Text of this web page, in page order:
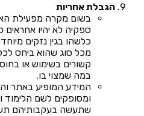
הגבלת אחריות
בשום מקרה מפעילת
ספקיה לא יהיו אחראים
כלשהו בגין נזקים
מכל סוג שהוא ביחס
קשורים בשימוש או
במה שמצוי בו.
המידע המופיע באתר
ומסופקים לשם
שתעשה בעקבותיהם